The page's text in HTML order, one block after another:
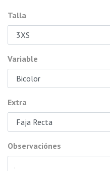
Talla
Variable
Extra
Observaciónes